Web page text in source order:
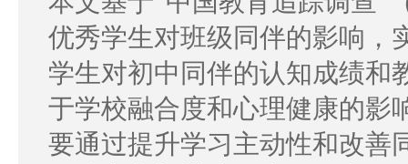
优秀学生对班级同伴的影响，
学生对初中同伴的认知成绩和
于学校融合度和心理健康的影
要通过提升学习主动性和改善